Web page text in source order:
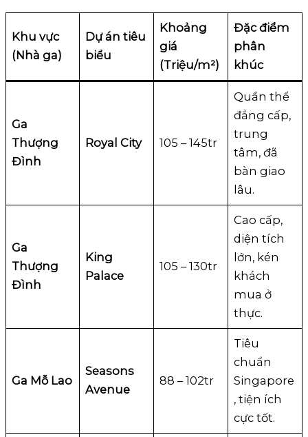
Khu vực
(Nhà ga)
Dự án tiêu
biểu
Khoảng
giá
(Triệu/m²)
Đặc điểm
phân
khúc
Ga
Thượng
Đình
Royal City 105 – 145tr
Quần thể
đẳng cấp,
trung
tâm, đã
bàn giao
lâu.
Ga
Thượng
Đình
King
Palace
105 – 130tr
Cao cấp,
diện tích
lớn, kén
khách
mua ở
thực.
Ga Mỗ Lao
Seasons
Avenue
88 – 102tr
Tiêu
chuẩn
Singapore
, tiện ích
cực tốt.